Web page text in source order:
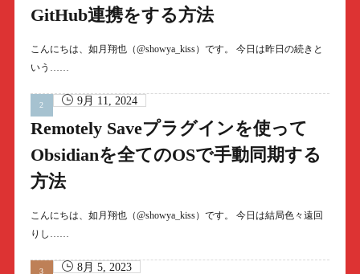
GitHub連携をする方法
こんにちは、如月翔也（@showya_kiss）です。 今日は昨日の続きと
いう……
9月 11, 2024
Remotely Saveプラグインを使って
Obsidianを全てのOSで手動同期する
方法
こんにちは、如月翔也（@showya_kiss）です。 今日は結局色々遠回
りし……
8月 5, 2023